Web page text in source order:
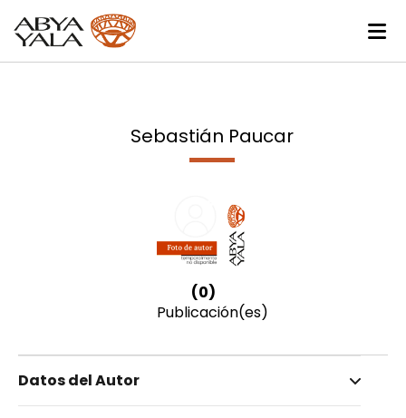
Sebastián Paucar
(0)
Publicación(es)
Datos del Autor